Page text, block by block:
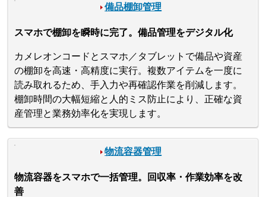
備品棚卸管理
スマホで棚卸を瞬時に完了。備品管理をデジタル化
カメレオンコードとスマホ／タブレットで備品や資産
の棚卸を高速・高精度に実行。複数アイテムを一度に
読み取れるため、手入力や再確認作業を削減します。
棚卸時間の大幅短縮と人的ミス防止により、正確な資
産管理と業務効率化を実現します。
物流容器管理
物流容器をスマホで一括管理。回収率・作業効率を改
善